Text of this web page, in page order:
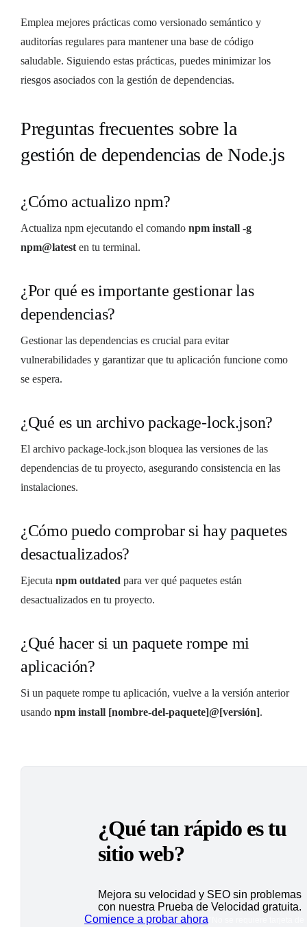
Emplea mejores prácticas como versionado semántico y
auditorías regulares para mantener una base de código
saludable. Siguiendo estas prácticas, puedes minimizar los
riesgos asociados con la gestión de dependencias.
Preguntas frecuentes sobre la
gestión de dependencias de Node.js
¿Cómo actualizo npm?
Actualiza npm ejecutando el comando npm install -g
npm@latest en tu terminal.
¿Por qué es importante gestionar las
dependencias?
Gestionar las dependencias es crucial para evitar
vulnerabilidades y garantizar que tu aplicación funcione como
se espera.
¿Qué es un archivo package-lock.json?
El archivo package-lock.json bloquea las versiones de las
dependencias de tu proyecto, asegurando consistencia en las
instalaciones.
¿Cómo puedo comprobar si hay paquetes
desactualizados?
Ejecuta npm outdated para ver qué paquetes están
desactualizados en tu proyecto.
¿Qué hacer si un paquete rompe mi
aplicación?
Si un paquete rompe tu aplicación, vuelve a la versión anterior
usando npm install [nombre-del-paquete]@[versión].
¿Qué tan rápido es tu
sitio web?
Mejora su velocidad y SEO sin problemas
con nuestra Prueba de Velocidad gratuita.
Comience a probar ahora